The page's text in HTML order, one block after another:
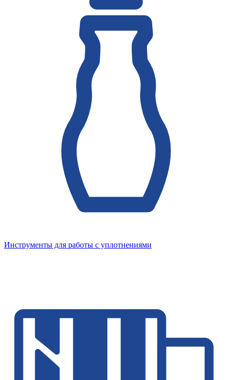
Инструменты для работы с уплотнениями